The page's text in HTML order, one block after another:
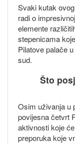
Svaki kutak
radi o
elemente
stepenicama
Pilatove palače
sud.
Što
Osim uživanja u
povijesna četvrt
aktivnosti koje
preporuka koje